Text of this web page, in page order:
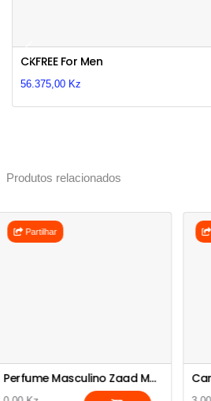
CKFREE For Men
56.375,00 Kz
Previous
Produtos relacionados
Partilhar
Perfume Masculino Zaad Modo